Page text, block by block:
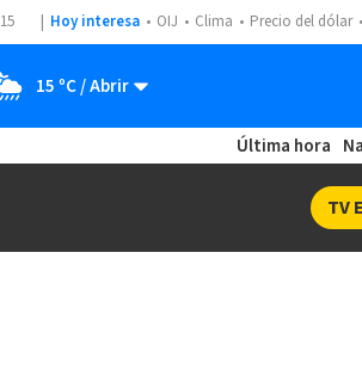
Hoy interesa OIJ Clima Precio del dólar
15 ºC
Última hora
TV